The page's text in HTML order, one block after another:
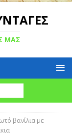
ΜΑΣ
βανίλια με